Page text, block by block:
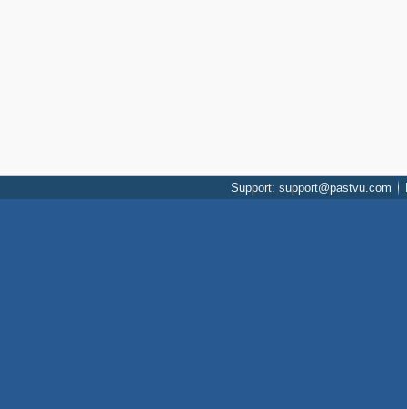
Support: support@pastvu.com